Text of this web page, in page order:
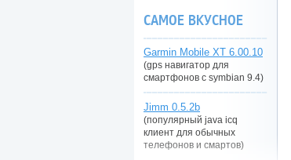
САМОЕ ВКУСНОЕ
Garmin Mobile XT 6.00.10
(gps навигатор для
смартфонов с symbian 9.4)
Jimm 0.5.2b
(популярный java icq
клиент для обычных
телефонов и смартов)